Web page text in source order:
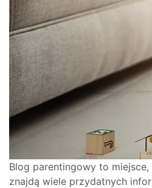
Blog parentingowy to
znajdą wiele przydatnych